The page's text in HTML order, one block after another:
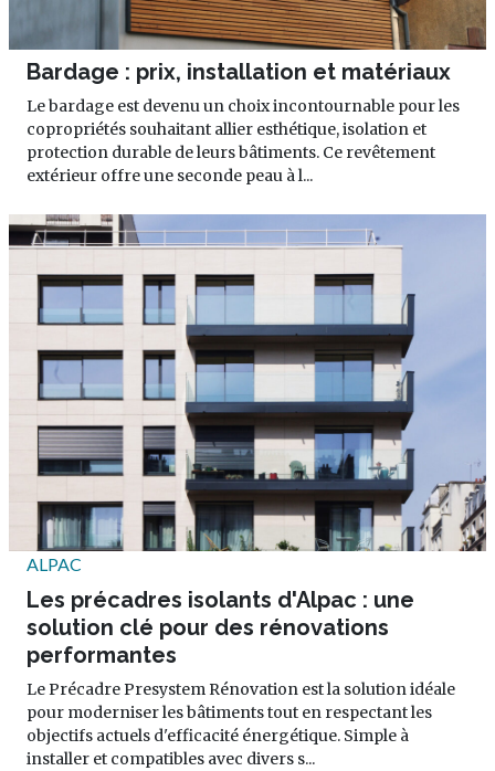
Bardage : prix, installation et matériaux
Le bardage est devenu un choix incontournable pour les
copropriétés souhaitant allier esthétique, isolation et
protection durable de leurs bâtiments. Ce revêtement
extérieur offre une seconde peau à l...
ALPAC
Les précadres isolants d'Alpac : une
solution clé pour des rénovations
performantes
Le Précadre Presystem Rénovation est la solution idéale
pour moderniser les bâtiments tout en respectant les
objectifs actuels d'efficacité énergétique. Simple à
installer et compatibles avec divers s...